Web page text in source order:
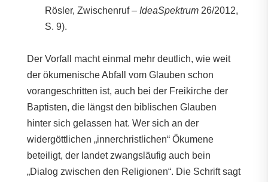
Rösler, Zwischenruf – IdeaSpektrum26/2012,
S. 9).
Der Vorfall macht einmal mehr deutlich, wie weit
der ökumenische Abfall vom Glauben schon
vorangeschritten ist, auch bei der Freikirche der
Baptisten, die längst den biblischen Glauben
hinter sich gelassen hat. Wer sich an der
widergöttlichen „innerchristlichen“ Ökumene
beteiligt, der landet zwangsläufig auch bein
„Dialog zwischen den Religionen“. Die Schrift sagt